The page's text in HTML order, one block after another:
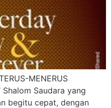
MENERUS
Shalom Saudara yang
begitu cepat, dengan